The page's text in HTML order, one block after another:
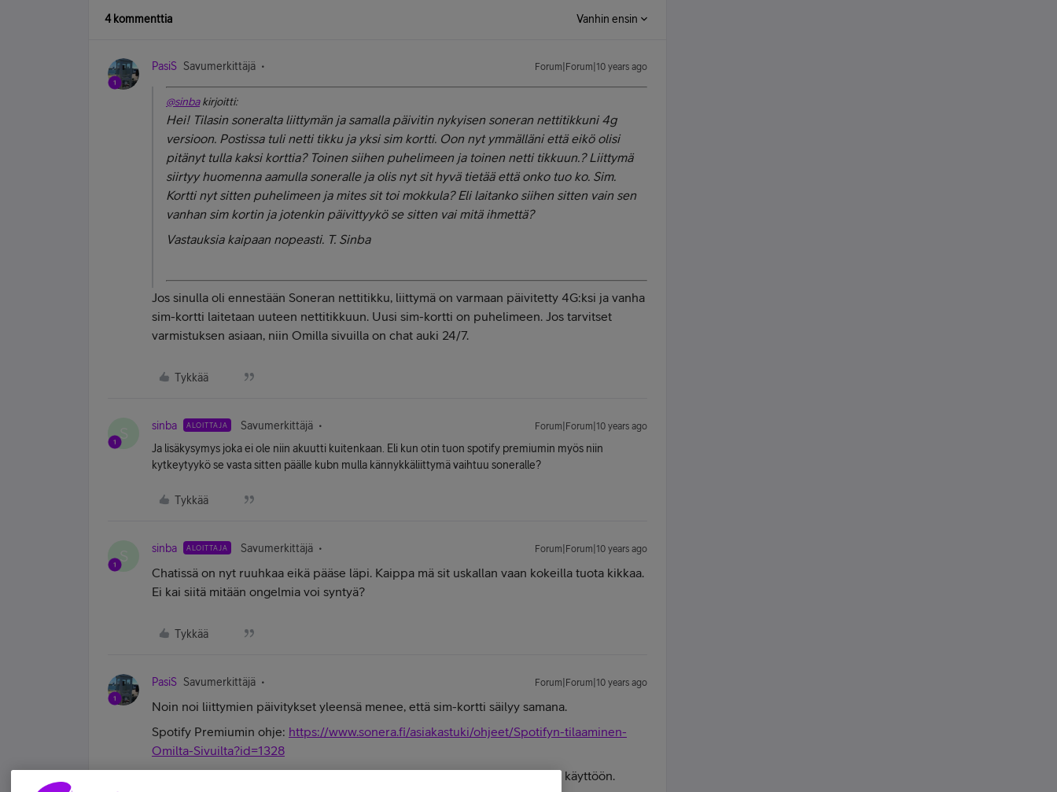
4 kommenttia Vanhin ensin
PasiS Savumerkittäjä Forum|Forum|10 years ago
@sinbakirjoitti:
Hei! Tilasin soneralta liittymän ja samalla päivitin nykyisen soneran nettitikkuni 4g
versioon. Postissa tuli netti tikku ja yksi sim kortti. Oon nyt ymmälläni että eikö olisi
pitänyt tulla kaksi korttia? Toinen siihen puhelimeen ja toinen netti tikkuun.? Liittymä
siirtyy huomenna aamulla soneralle ja olis nyt sit hyvä tietää että onko tuo ko. Sim.
Kortti nyt sitten puhelimeen ja mites sit toi mokkula? Eli laitanko siihen sitten vain sen
vanhan sim kortin ja jotenkin päivittyykö se sitten vai mitä ihmettä?
Vastauksia kaipaan nopeasti. T. Sinba
Jos sinulla oli ennestään Soneran nettitikku, liittymä on varmaan päivitetty 4G:ksi ja vanha
sim-kortti laitetaan uuteen nettitikkuun. Uusi sim-kortti on puhelimeen. Jos tarvitset
varmistuksen asiaan, niin Omilla sivuilla on chat auki 24/7.
Tykkää
S sinba ALOITTAJA Savumerkittäjä Forum|Forum|10 years ago
Ja lisäkysymys joka ei ole niin akuutti kuitenkaan. Eli kun otin tuon spotify premiumin myös niin
kytkeytyykö se vasta sitten päälle kubn mulla kännykkäliittymä vaihtuu soneralle?
Tykkää
S sinba ALOITTAJA Savumerkittäjä Forum|Forum|10 years ago
Chatissä on nyt ruuhkaa eikä pääse läpi. Kaippa mä sit uskallan vaan kokeilla tuota kikkaa.
Ei kai siitä mitään ongelmia voi syntyä?
Tykkää
PasiS Savumerkittäjä Forum|Forum|10 years ago
Noin noi liittymien päivitykset yleensä menee, että sim-kortti säilyy samana.
Spotify Premiumin ohje: https://www.sonera.fi/asiakastuki/ohjeet/Spotifyn-tilaaminen-
Omilta-Sivuilta?id=1328
Eli kun puhelinliittymäsi näkyy Omilla sivuilla, voit ottaa Spotify Premiumin käyttöön.